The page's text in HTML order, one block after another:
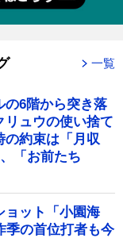
一覧
の6階から突き落
ュウの使い捨て
約束は「月収
「お前たち
ョット「小園海
の首位打者も今